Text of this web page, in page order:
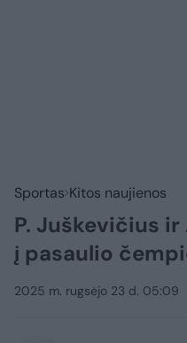
Sportas Kitos naujienos
P. Juškevičius
į pasaulio
2025 m. rugsėjo 23 d. 05:09